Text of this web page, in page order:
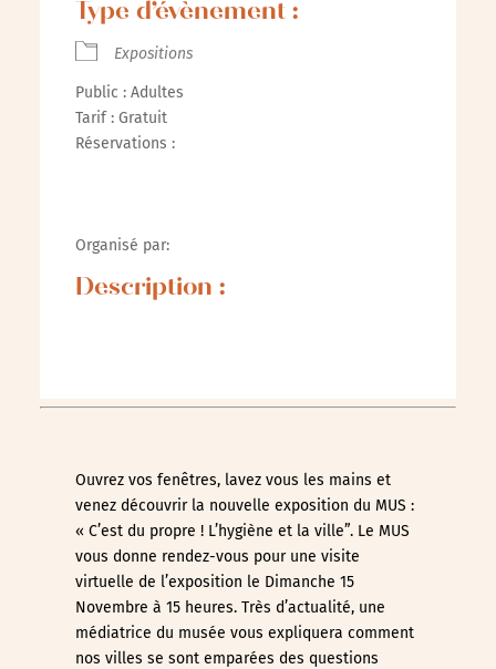
Type d’évènement :
Expositions
Public : Adultes
Tarif : Gratuit
Réservations :
Organisé par:
Description :
Ouvrez vos fenêtres, lavez vous les mains et
venez découvrir la nouvelle exposition du MUS :
« C’est du propre ! L’hygiène et la ville”. Le MUS
vous donne rendez-vous pour une visite
virtuelle de l’exposition le Dimanche 15
Novembre à 15 heures. Très d’actualité, une
médiatrice du musée vous expliquera comment
nos villes se sont emparées des questions